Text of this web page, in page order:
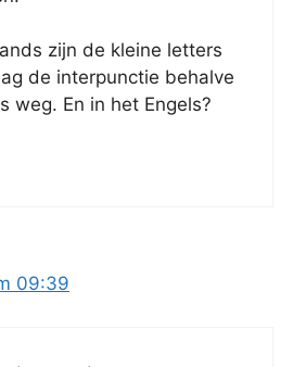
zijn de kleine letters
de interpunctie behalve
weg. En in het Engels?
09:39